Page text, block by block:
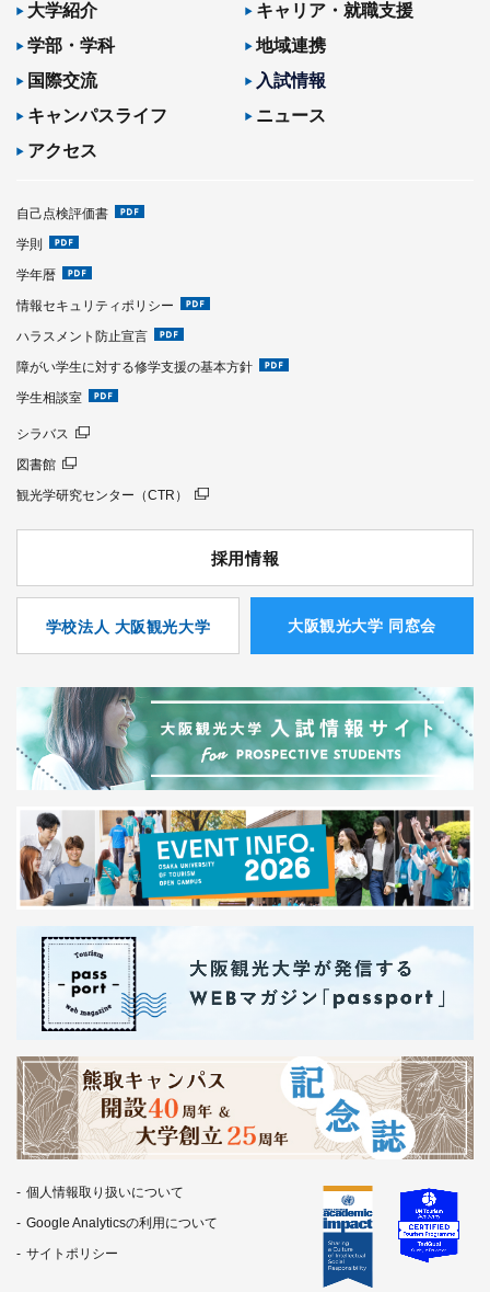
大学紹介
キャリア・就職支援
学部・学科
地域連携
国際交流
入試情報
キャンパスライフ
ニュース
アクセス
自己点検評価書
学則
学年暦
情報セキュリティポリシー
ハラスメント防止宣言
障がい学生に対する修学支援の基本方針
学生相談室
シラバス
図書館
観光学研究センター（CTR）
採用情報
学校法人 大阪観光大学 ⼤阪観光⼤学 同窓会
個人情報取り扱いについて
Google Analyticsの利用について
サイトポリシー